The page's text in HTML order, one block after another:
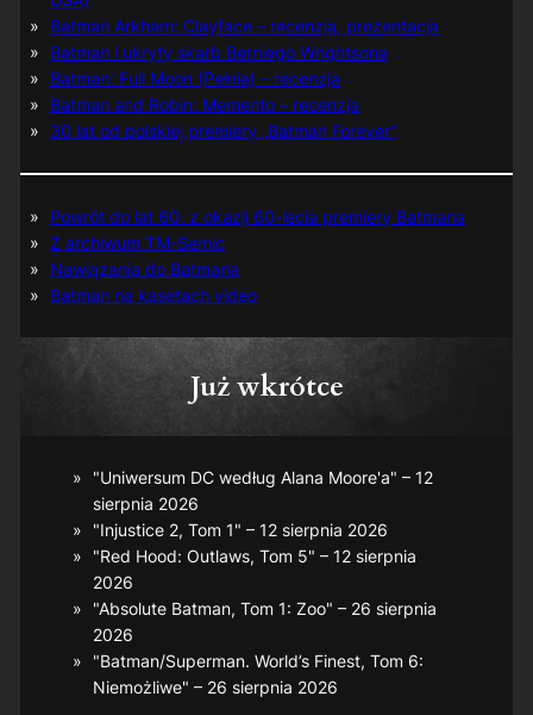
Batman Arkham: Clayface – recenzja, prezentacja
Batman i ukryty skarb Berniego Wrightsona
Batman: Full Moon (Pełnia) – recenzja
Batman and Robin: Memento – recenzja
30 lat od polskiej premiery „Batman Forever”
Powrót do lat 60. z okazji 60-lecia premiery Batmana
Z archiwum TM-Semic
Nawiązania do Batmana
Batman na kasetach video
Już wkrótce
"Uniwersum DC według Alana Moore'a" – 12
sierpnia 2026
"Injustice 2, Tom 1" – 12 sierpnia 2026
"Red Hood: Outlaws, Tom 5" – 12 sierpnia
2026
"Absolute Batman, Tom 1: Zoo" – 26 sierpnia
2026
"Batman/Superman. World’s Finest, Tom 6:
Niemożliwe" – 26 sierpnia 2026